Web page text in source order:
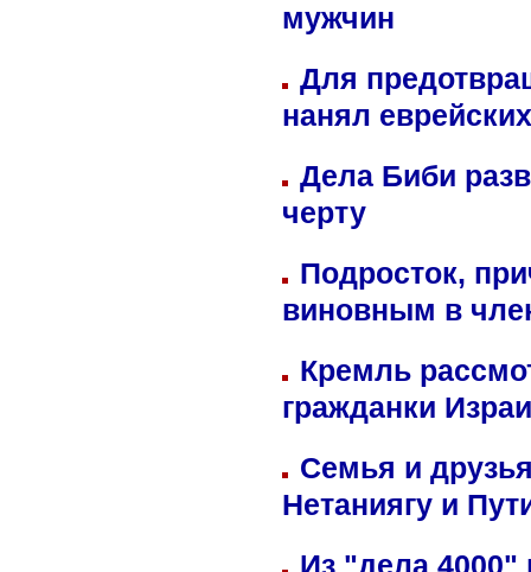
мужчин
Для
нанял
Дела Биби
черту
Подросток,
виновным в
Кремль
гражданки
Семья и
Нетаниягу и